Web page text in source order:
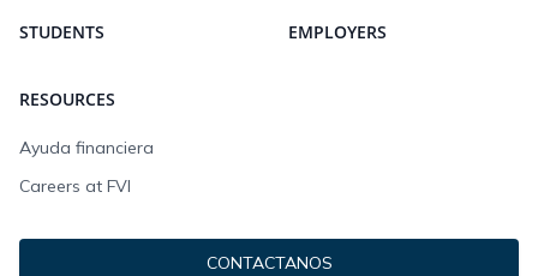
STUDENTS EMPLOYERS
RESOURCES
Ayuda financiera
Careers at FVI
CONTACTANOS